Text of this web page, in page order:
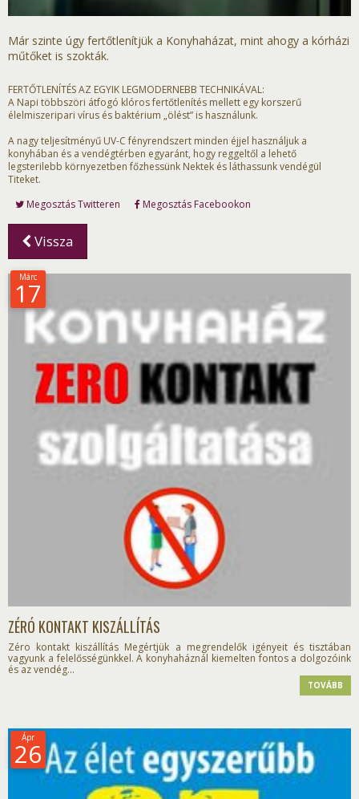
Már szinte úgy fertőtlenítjük a Konyhaházat, mint ahogy a kórházi
műtőket is szokták.
FERTŐTLENÍTÉS AZ EGYIK LEGMODERNEBB TECHNIKÁVAL:
A Napi többszöri átfogó klóros fertőtlenítés mellett egy korszerű
élelmiszeripari vírus és baktérium „ölést” is használunk.
A nagy teljesítményű UV-C fényrendszert minden éjjel használjuk a
konyhában és a vendégtérben egyaránt, hogy reggeltől a lehető
legsterilebb környezetben főzhessünk Nektek és láthassunk vendégül
Titeket.
Megosztás Twitteren
Megosztás Facebookon
Vissza
Márc
17
ZÉRÓ KONTAKT KISZÁLLÍTÁS
Zéro kontakt kiszállítás Megértjük a megrendelők igényeit és tisztában
vagyunk a felelősségünkkel. A konyhaháznál kiemelten fontos a dolgozóink
és az vendég...
TOVÁBB
Ápr
26